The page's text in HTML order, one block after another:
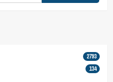
2793
134